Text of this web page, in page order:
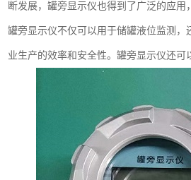
断发展，罐旁显示仪也得到了广泛的应用
罐旁显示仪不仅可以用于储罐液位监测
业生产的效率和安全性。罐旁显示仪还可